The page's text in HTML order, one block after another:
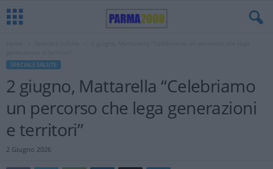
SPECIALE SALUTE
2 giugno, Mattarella “Celebriamo
un percorso che lega generazioni
e territori”
2 Giugno 2026